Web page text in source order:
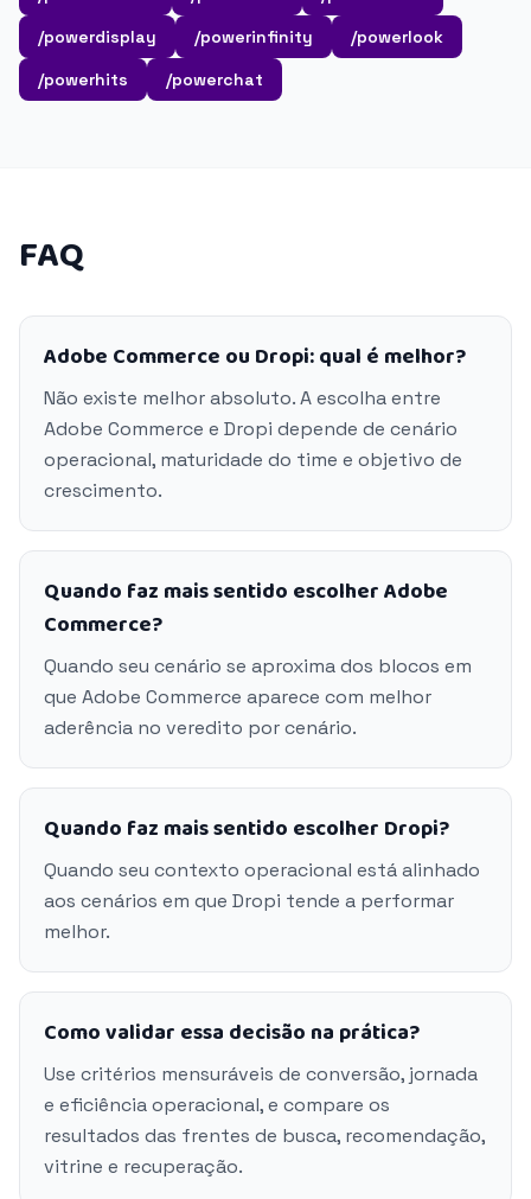
/powerdisplay
/powerinfinity
/powerlook
/powerhits
/powerchat
FAQ
Adobe Commerce ou Dropi: qual é melhor?
Não existe melhor absoluto. A escolha entre
Adobe Commerce e Dropi depende de cenário
operacional, maturidade do time e objetivo de
crescimento.
Quando faz mais sentido escolher Adobe
Commerce?
Quando seu cenário se aproxima dos blocos em
que Adobe Commerce aparece com melhor
aderência no veredito por cenário.
Quando faz mais sentido escolher Dropi?
Quando seu contexto operacional está alinhado
aos cenários em que Dropi tende a performar
melhor.
Como validar essa decisão na prática?
Use critérios mensuráveis de conversão, jornada
e eficiência operacional, e compare os
resultados das frentes de busca, recomendação,
vitrine e recuperação.